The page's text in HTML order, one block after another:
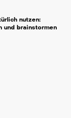
nutzen:
und brainstormen